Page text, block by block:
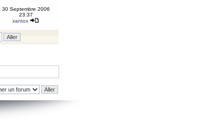
30 Septembre 2006
23:37
xantox